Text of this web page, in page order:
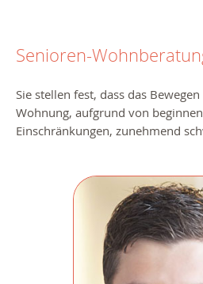
Senioren-
Sie stellen fest, dass das
Wohnung, aufgrund von
Einschränkungen, zunehmend